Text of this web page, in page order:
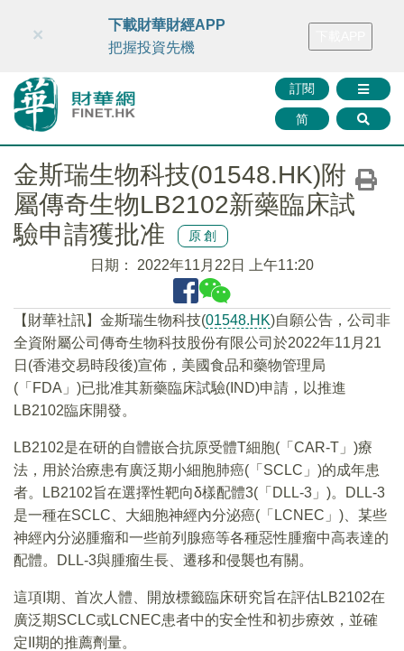
財華智庫網 FINTV FINMETA 財華證券 媒體矩陣
訂閱
简
×
下載財華財經APP
把握投資先機
金斯瑞生物科技(01548.HK)附
屬傳奇生物LB2102新藥臨床試
驗申請獲批准
原創
日期： 2022年11月22日 上午11:20
【財華社訊】金斯瑞生物科技(01548.HK)自願公告，公司非
全資附屬公司傳奇生物科技股份有限公司於2022年11月21
日(香港交易時段後)宣佈，美國食品和藥物管理局
(「FDA」)已批准其新藥臨床試驗(IND)申請，以推進
LB2102臨床開發。
LB2102是在研的自體嵌合抗原受體T細胞(「CAR-T」)療
法，用於治療患有廣泛期小細胞肺癌(「SCLC」)的成年患
者。LB2102旨在選擇性靶向δ樣配體3(「DLL-3」)。DLL-3
是一種在SCLC、大細胞神經內分泌癌(「LCNEC」)、某些
神經內分泌腫瘤和一些前列腺癌等各種惡性腫瘤中高表達的
配體。DLL-3與腫瘤生長、遷移和侵襲也有關。
這項I期、首次人體、開放標籤臨床研究旨在評估LB2102在
廣泛期SCLC或LCNEC患者中的安全性和初步療效，並確
定II期的推薦劑量。